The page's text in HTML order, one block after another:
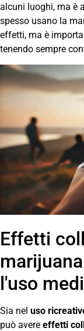
alcuni luoghi, ma è
spesso usano la
effetti, ma è
tenendo sempre
Effetti
l'uso
Sia nel uso
può avere effetti